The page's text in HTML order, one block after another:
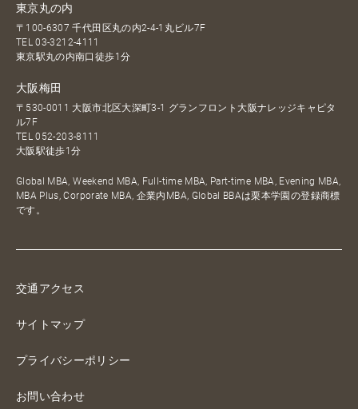
東京丸の内
〒100-6307 千代田区丸の内2-4-1丸ビル7F
TEL03-3212-4111
東京駅丸の内南口徒歩1分
大阪梅田
〒530-0011 大阪市北区大深町3-1 グランフロント大阪ナレッジキャピタ
ル7F
TEL052-203-8111
大阪駅徒歩1分
Global MBA, Weekend MBA, Full-time MBA, Part-time MBA, Evening MBA,
MBA Plus, Corporate MBA, 企業内MBA, Global BBAは栗本学園の登録商標
です。
交通アクセス
サイトマップ
プライバシーポリシー
お問い合わせ